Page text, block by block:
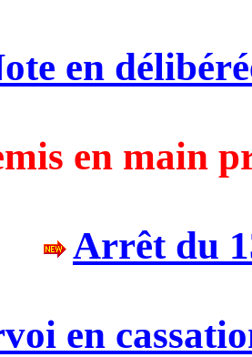
en
en main
Arrêt du
en